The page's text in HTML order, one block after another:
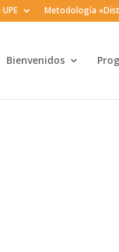
Metodología
Bienvenidos